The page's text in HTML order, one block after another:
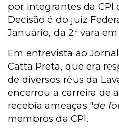
por integrantes da CPI
Decisão é do juiz
Januário, da 2ª vara
Em entrevista ao
Catta Preta, que era
de diversos réus da
encerrou a carreira de
recebia ameaças "de
membros da CPI.